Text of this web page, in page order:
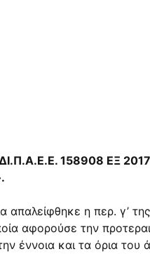
158908 ΕΞ 2017
η περ. γ’
αφορούσε την
έννοια και τα όρια του